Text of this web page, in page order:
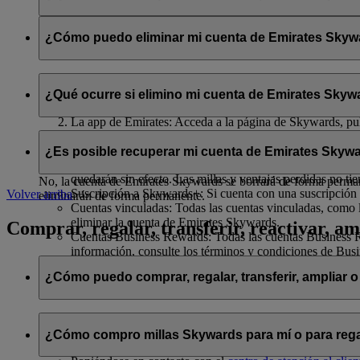
Se compartirán con flydubai su nombre y su dirección de
política de privacidad de flydubai.
¿Cómo puedo eliminar mi cuenta de Emirates
Puede eliminar su cuenta de Emirates Skywards o cancelar
La app de Emirates: Acceda a la página de Skywards,
¿Qué ocurre si elimino mi cuenta de Emirates
Si decide eliminar su cuenta de Emirates Skywards o
Millas Skywards y recompensas no utilizadas: Todas
quedarán sin efecto. Las millas y ventajas perdidas no
Suscripción a Skywards+: Si cuenta con una
Cuentas vinculadas: Todas las cuentas vinculadas,
eliminar la cuenta de Emirates Skywards.
Cuentas Business Rewards: Todas las cuentas
información, consulte los términos y condiciones de
¿Es posible recuperar mi cuenta de Emirates
No, la cuenta de Emirates Skywards se borrará de forma
eliminarán de forma permanente.
Volver arriba
Comprar, regalar, transferir, reactivar,
¿Cómo puedo comprar, regalar, transferir, ampliar
Si desea comprar, regalar y transferir millas Skywards, puede
¿Cómo compro millas Skywards para mí o para